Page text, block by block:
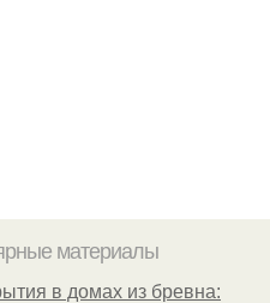
материалы
в домах из бревна: